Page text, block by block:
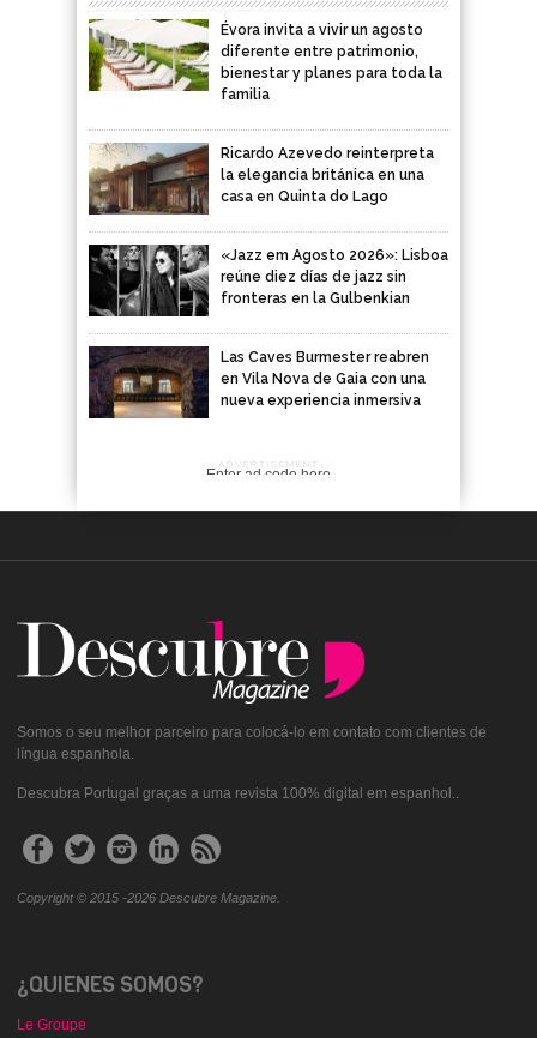
Évora invita a vivir un agosto
diferente entre patrimonio,
bienestar y planes para toda la
familia
Ricardo Azevedo reinterpreta
la elegancia británica en una
casa en Quinta do Lago
«Jazz em Agosto 2026»: Lisboa
reúne diez días de jazz sin
fronteras en la Gulbenkian
Las Caves Burmester reabren
en Vila Nova de Gaia con una
nueva experiencia inmersiva
ADVERTISEMENT
Enter ad code here
Somos o seu melhor parceiro para colocá-lo em contato com clientes de
língua espanhola.
Descubra Portugal graças a uma revista 100% digital em espanhol..
Copyright © 2015 -2026 Descubre Magazine.
¿QUIENES SOMOS?
Le Groupe